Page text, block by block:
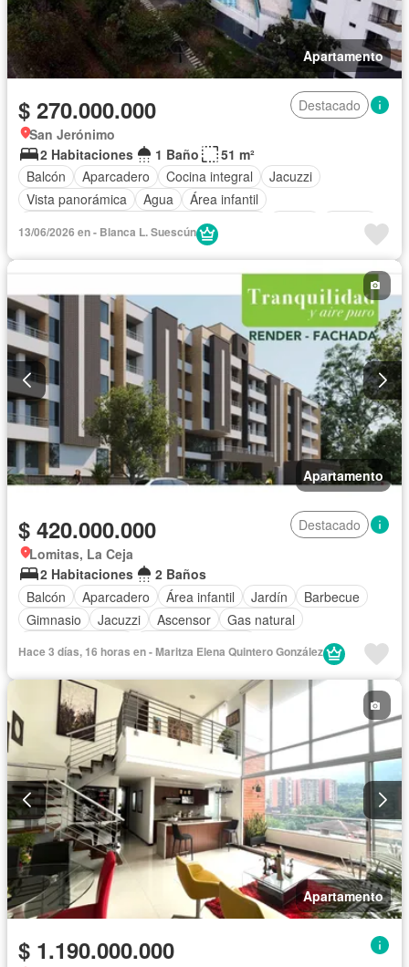
Apartamento
$ 270.000.000
Destacado
San Jerónimo
2 Habitaciones
1 Baño
51 m²
Balcón
Aparcadero Cocina integral
Jacuzzi
Vista panorámica
Agua
Área infantil
Acceso para personas con discapacidad
Piscina
Permite mascotas
13/06/2026 en - Blanca L. Suescún
Apartamento
$ 420.000.000
Destacado
Lomitas, La Ceja
2 Habitaciones
2 Baños
Balcón
Aparcadero Área infantil Jardín
Barbecue
Gimnasio
Jacuzzi Ascensor
Gas natural
Hace 3 días, 16 horas en - Maritza Elena Quintero González
Apartamento
$ 1.190.000.000